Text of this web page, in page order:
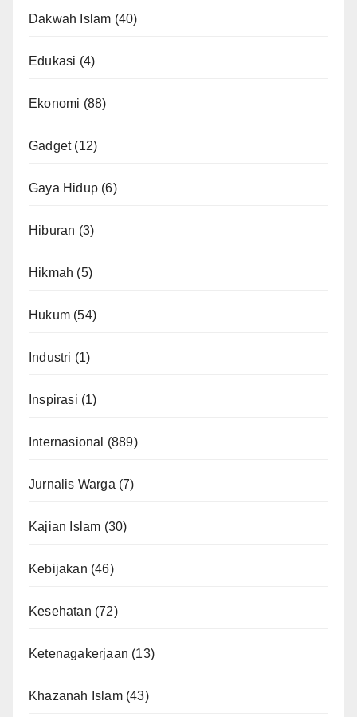
Dakwah Islam (40)
Edukasi (4)
Ekonomi (88)
Gadget(12)
Gaya Hidup (6)
Hiburan (3)
Hikmah (5)
Hukum (54)
Industri (1)
Inspirasi (1)
Internasional (889)
Jurnalis Warga (7)
Kajian Islam (30)
Kebijakan (46)
Kesehatan (72)
Ketenagakerjaan (13)
Khazanah Islam(43)